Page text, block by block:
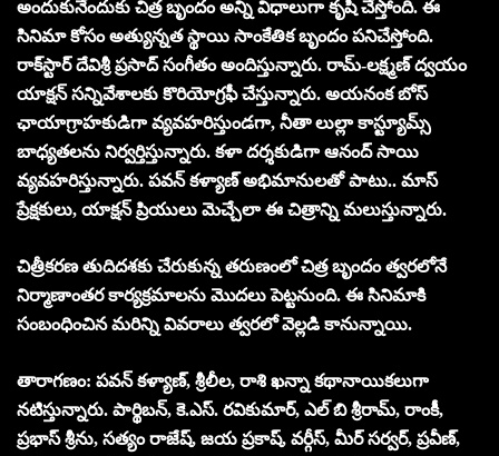
అందుకునేందుకు చిత్ర బృందం అన్ని విధాలుగా కృషి చేస్తోంది. ఈ
సినిమా కోసం అత్యున్నత స్థాయి సాంకేతిక బృందం పనిచేస్తోంది.
రాక్‌స్టార్ దేవిశ్రీ ప్రసాద్ సంగీతం అందిస్తున్నారు. రామ్-లక్ష్మణ్ ద్వయం
యాక్షన్ సన్నివేశాలకు కొరియోగ్రఫీ చేస్తున్నారు. అయనంక బోస్
ఛాయాగ్రాహకుడిగా వ్యవహరిస్తుండగా, నీతా లుల్లా కాస్ట్యూమ్స్
బాధ్యతలను నిర్వర్తిస్తున్నారు. కళా దర్శకుడిగా ఆనంద్ సాయి
వ్యవహరిస్తున్నారు. పవన్ కళ్యాణ్ అభిమానులతో పాటు.. మాస్
ప్రేక్షకులు, యాక్షన్ ప్రియులు మెచ్చేలా ఈ చిత్రాన్ని మలుస్తున్నారు.
చిత్రీకరణ తుదిదశకు చేరుకున్న తరుణంలో చిత్ర బృందం త్వరలోనే
నిర్మాణాంతర కార్యక్రమాలను మొదలు పెట్టనుంది. ఈ సినిమాకి
సంబంధించిన మరిన్ని వివరాలు త్వరలో వెల్లడి కానున్నాయి.
తారాగణం: పవన్ కళ్యాణ్, శ్రీలీల, రాశి ఖన్నా కథానాయికలుగా
నటిస్తున్నారు. పార్థిబన్, కె.ఎస్. రవికుమార్, ఎల్ బి శ్రీరామ్, రాంకీ,
ప్రభాస్ శ్రీను, సత్యం రాజేష్, జయ ప్రకాష్, వర్గీస్, మీర్ సర్వర్, ప్రవీణ్,